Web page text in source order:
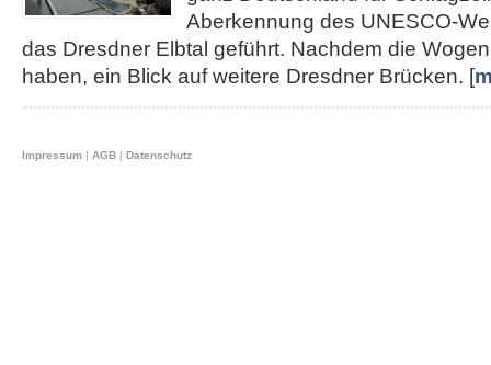
Aberkennung des UNESCO-
das Dresdner Elbtal geführt. Nachdem die
haben, ein Blick auf weitere Dresdner Brücken. [
Impressum | AGB | Datenschutz